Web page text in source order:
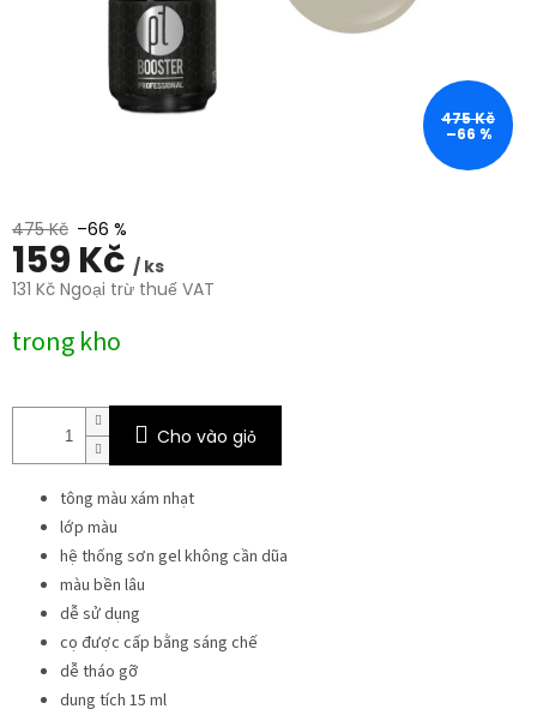
475 Kč
–66 %
475 Kč –66 %
159 Kč / ks
131 Kč Ngoại trừ thuế VAT
đo
trong kho
Cho vào giỏ
tông màu xám nhạt
lớp màu
hệ thống sơn gel không cần dũa
màu bền lâu
dễ sử dụng
cọ được cấp bằng sáng chế
dễ tháo gỡ
dung tích 15 ml